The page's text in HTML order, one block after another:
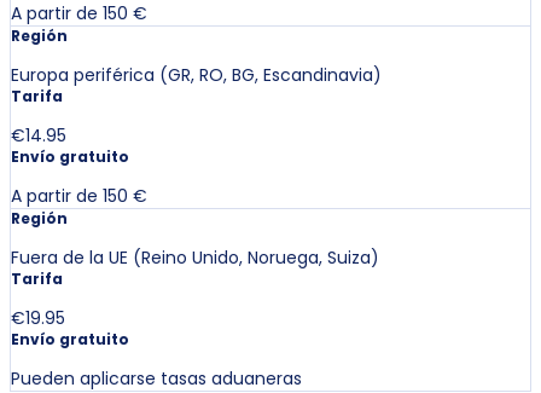
A partir de 150 €
Región
Europa periférica (GR, RO, BG, Escandinavia)
Tarifa
€14.95
Envío gratuito
A partir de 150 €
Región
Fuera de la UE (Reino Unido, Noruega, Suiza)
Tarifa
€19.95
Envío gratuito
Pueden aplicarse tasas aduaneras